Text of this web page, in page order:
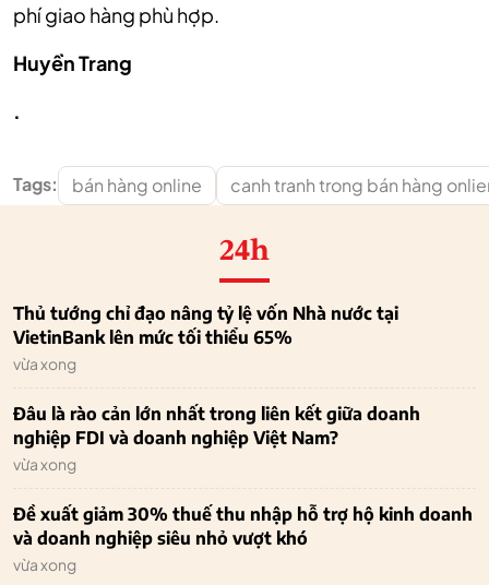
phí giao hàng phù hợp.
Huyền Trang
.
Tags: bán hàng online canh tranh trong bán hàng
24h
Thủ tướng chỉ đạo nâng tỷ lệ vốn Nhà nước tại
VietinBank lên mức tối thiểu 65%
vừa xong
Đâu là rào cản lớn nhất trong liên kết giữa doanh
nghiệp FDI và doanh nghiệp Việt Nam?
vừa xong
Đề xuất giảm 30% thuế thu nhập hỗ trợ hộ kinh doanh
và doanh nghiệp siêu nhỏ vượt khó
vừa xong